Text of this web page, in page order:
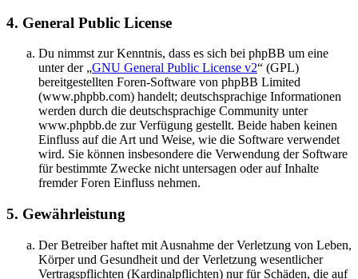
4. General Public License
Du nimmst zur Kenntnis, dass es sich bei phpBB um eine
unter der „GNU General Public License v2“ (GPL)
bereitgestellten Foren-Software von phpBB Limited
(www.phpbb.com) handelt; deutschsprachige Informationen
werden durch die deutschsprachige Community unter
www.phpbb.de zur Verfügung gestellt. Beide haben keinen
Einfluss auf die Art und Weise, wie die Software verwendet
wird. Sie können insbesondere die Verwendung der Software
für bestimmte Zwecke nicht untersagen oder auf Inhalte
fremder Foren Einfluss nehmen.
5. Gewährleistung
Der Betreiber haftet mit Ausnahme der Verletzung von Leben,
Körper und Gesundheit und der Verletzung wesentlicher
Vertragspflichten (Kardinalpflichten) nur für Schäden, die auf